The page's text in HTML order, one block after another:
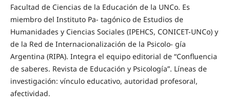
Facultad de Ciencias de la Educación de la UNCo. Es
miembro del Instituto Pa- tagónico de Estudios de
Humanidades y Ciencias Sociales (IPEHCS, CONICET-UNCo) y
de la Red de Internacionalización de la Psicolo- gía
Argentina (RIPA). Integra el equipo editorial de “Confluencia
de saberes. Revista de Educación y Psicología”. Líneas de
investigación: vínculo educativo, autoridad profesoral,
afectividad.